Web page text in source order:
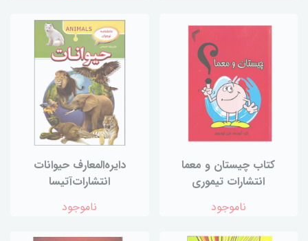
کتاب چیستان و معما
انتشارات تیموری
ناموجود
دایره‌المعارف حیوانات
انتشارات‌آتیسا
ناموجود